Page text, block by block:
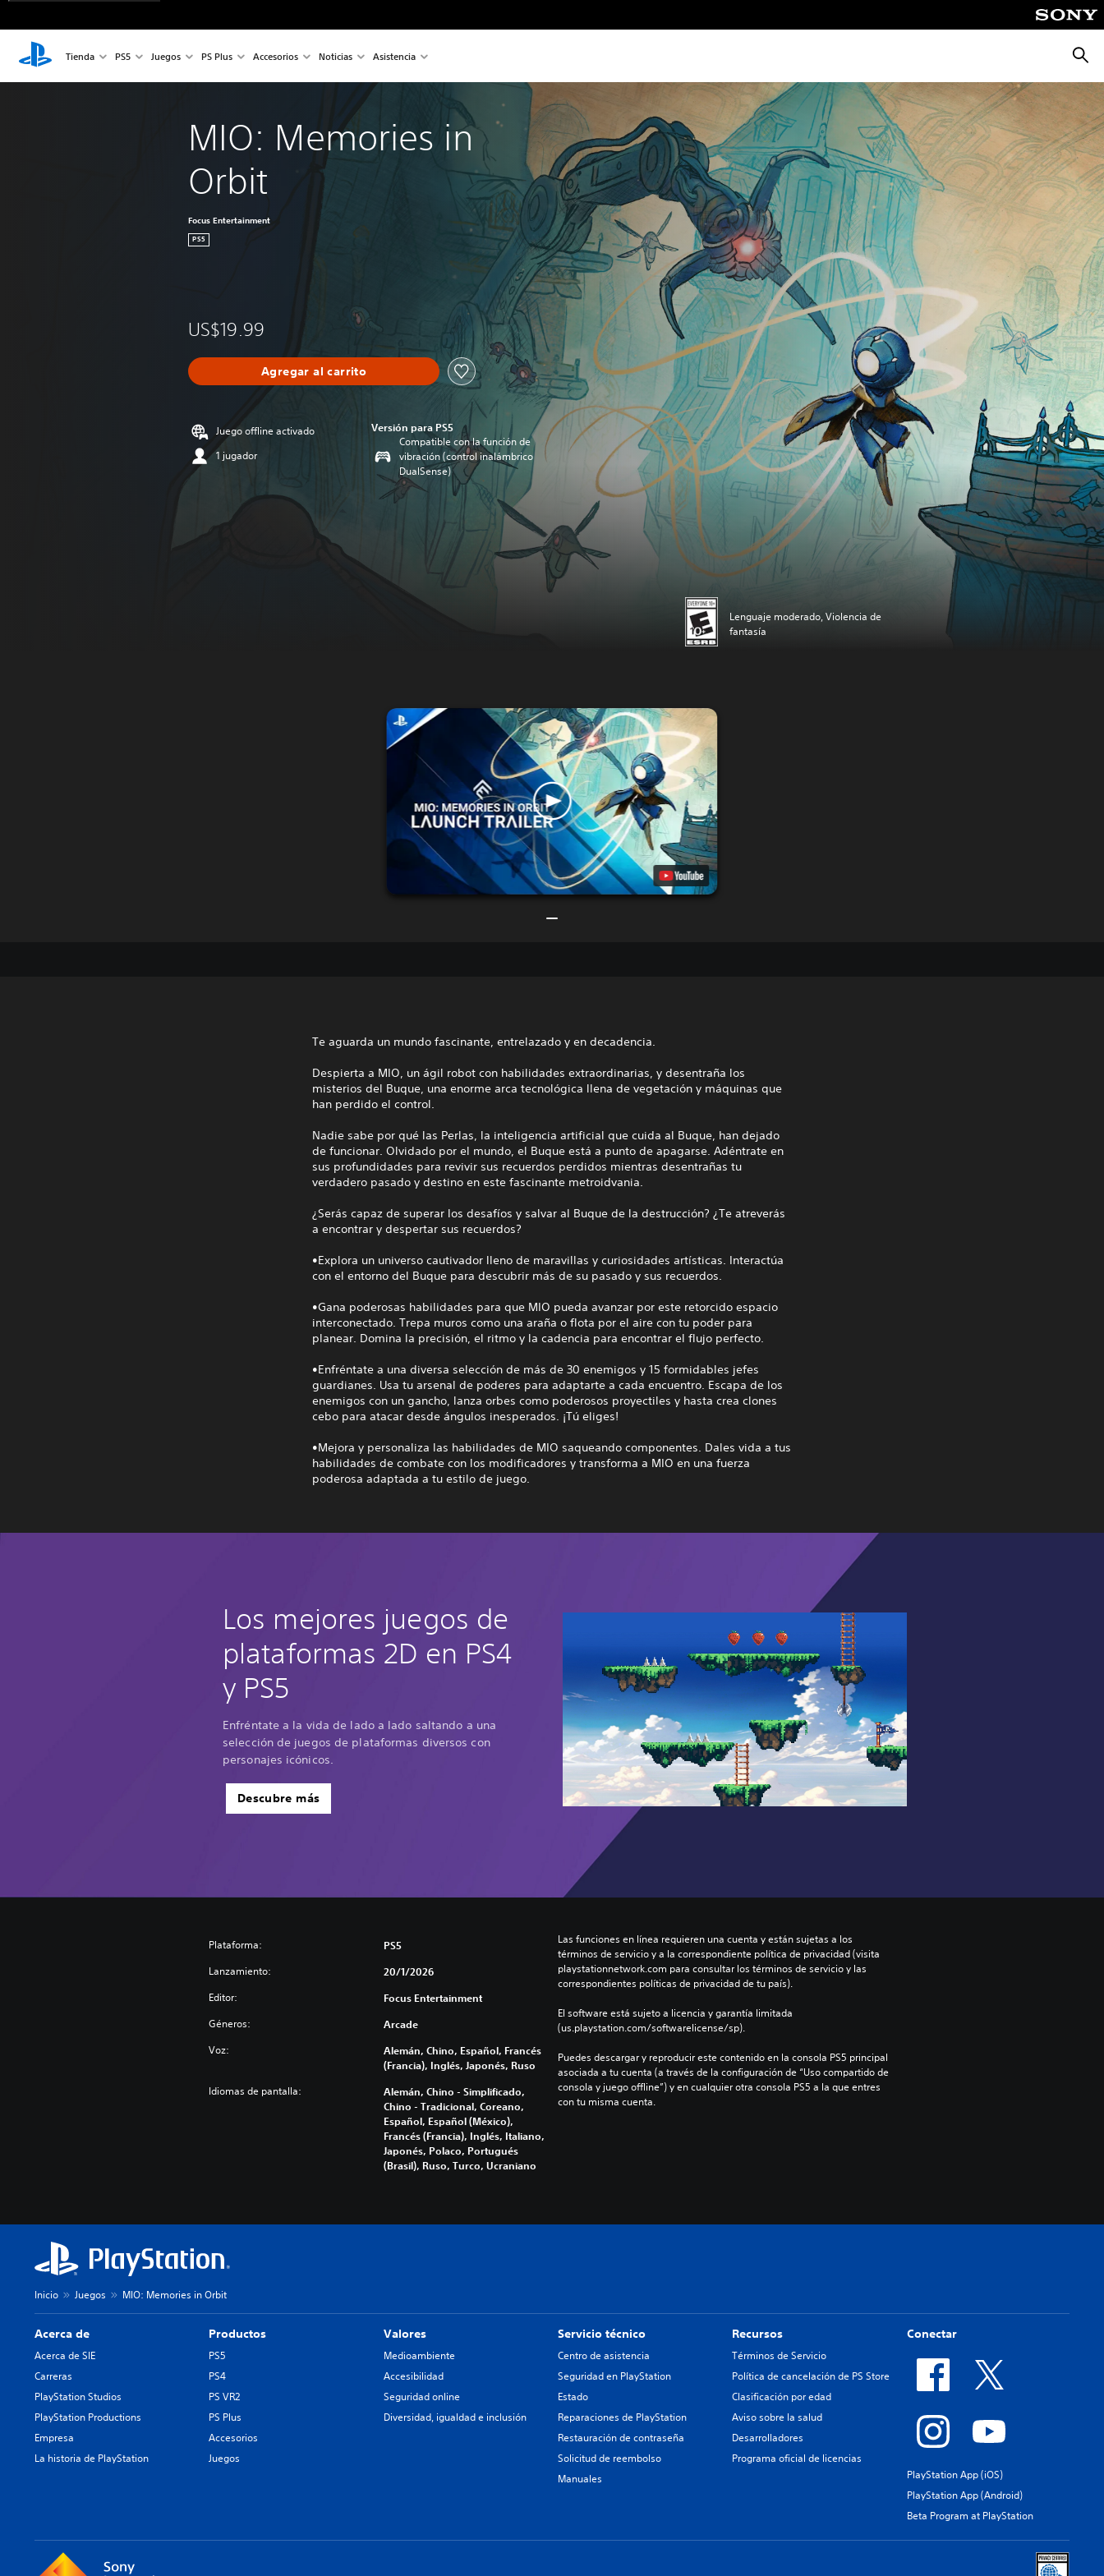
Tienda PS5 Juegos PS Plus Accesorios Noticias Asistencia
MIO: Memories in
Orbit
Focus Entertainment
PS5
US$19.99
Agregar al carrito
Juego offline activado
1 jugador
Versión para PS5
Compatible con la función de
vibración (control inalámbrico
DualSense)
Lenguaje moderado, Violencia de
fantasía
Te aguarda un mundo fascinante, entrelazado y en decadencia.
Despierta a MIO, un ágil robot con habilidades extraordinarias, y desentraña los
misterios del Buque, una enorme arca tecnológica llena de vegetación y máquinas que
han perdido el control.
Nadie sabe por qué las Perlas, la inteligencia artificial que cuida al Buque, han dejado
de funcionar. Olvidado por el mundo, el Buque está a punto de apagarse. Adéntrate en
sus profundidades para revivir sus recuerdos perdidos mientras desentrañas tu
verdadero pasado y destino en este fascinante metroidvania.
¿Serás capaz de superar los desafíos y salvar al Buque de la destrucción? ¿Te atreverás
a encontrar y despertar sus recuerdos?
•Explora un universo cautivador lleno de maravillas y curiosidades artísticas. Interactúa
con el entorno del Buque para descubrir más de su pasado y sus recuerdos.
•Gana poderosas habilidades para que MIO pueda avanzar por este retorcido espacio
interconectado. Trepa muros como una araña o flota por el aire con tu poder para
planear. Domina la precisión, el ritmo y la cadencia para encontrar el flujo perfecto.
•Enfréntate a una diversa selección de más de 30 enemigos y 15 formidables jefes
guardianes. Usa tu arsenal de poderes para adaptarte a cada encuentro. Escapa de los
enemigos con un gancho, lanza orbes como poderosos proyectiles y hasta crea clones
cebo para atacar desde ángulos inesperados. ¡Tú eliges!
•Mejora y personaliza las habilidades de MIO saqueando componentes. Dales vida a tus
habilidades de combate con los modificadores y transforma a MIO en una fuerza
poderosa adaptada a tu estilo de juego.
Los mejores juegos de
plataformas 2D en PS4
y PS5
Enfréntate a la vida de lado a lado saltando a una
selección de juegos de plataformas diversos con
personajes icónicos.
Descubre más
Plataforma: PS5
Lanzamiento: 20/1/2026
Editor: Focus Entertainment
Géneros: Arcade
Voz:
Alemán, Chino, Español, Francés
(Francia), Inglés, Japonés, Ruso
Idiomas de pantalla:
Alemán, Chino - Simplificado,
Chino - Tradicional, Coreano,
Español, Español (México),
Francés (Francia), Inglés, Italiano,
Japonés, Polaco, Portugués
(Brasil), Ruso, Turco, Ucraniano
Las funciones en línea requieren una cuenta y están sujetas a los
términos de servicio y a la correspondiente política de privacidad (visita
playstationnetwork.com para consultar los términos de servicio y las
correspondientes políticas de privacidad de tu país).
El software está sujeto a licencia y garantía limitada
(us.playstation.com/softwarelicense/sp).
Puedes descargar y reproducir este contenido en la consola PS5 principal
asociada a tu cuenta (a través de la configuración de “Uso compartido de
consola y juego offline”) y en cualquier otra consola PS5 a la que entres
con tu misma cuenta.
Inicio Juegos MIO: Memories in Orbit
Acerca de
Acerca de SIE
Carreras
PlayStation Studios
PlayStation Productions
Empresa
La historia de PlayStation
Productos
PS5
PS4
PS VR2
PS Plus
Accesorios
Juegos
Valores
Medioambiente
Accesibilidad
Seguridad online
Diversidad, igualdad e inclusión
Servicio técnico
Centro de asistencia
Seguridad en PlayStation
Estado
Reparaciones de PlayStation
Restauración de contraseña
Solicitud de reembolso
Manuales
Recursos
Términos de Servicio
Política de cancelación de PS Store
Clasificación por edad
Aviso sobre la salud
Desarrolladores
Programa oficial de licencias
Conectar
PlayStation App (iOS)
PlayStation App (Android)
Beta Program at PlayStation